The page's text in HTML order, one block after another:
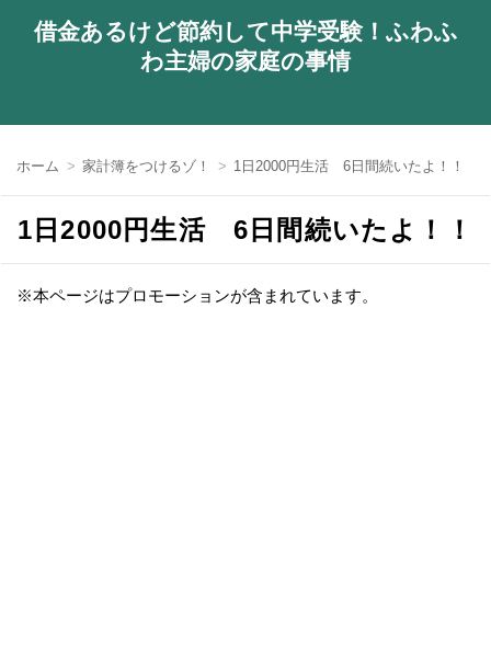
借金あるけど節約して中学受験！ふわふ
わ主婦の家庭の事情
ホーム 家計簿をつけるゾ！ 1日2000円生活 6日間続いたよ！！
1日2000円生活 6日間続いたよ！！
※本ページはプロモーションが含まれています。